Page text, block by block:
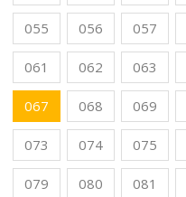
055 056 057
061 062 063
067 068 069
073 074 075
079 080 081